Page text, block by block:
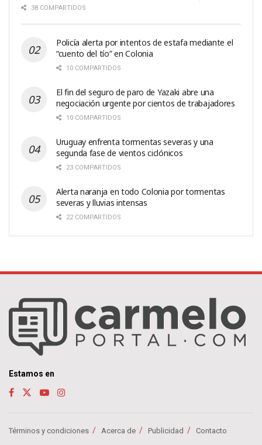
38 COMPARTIDOS
Policía alerta por intentos de estafa mediante el
“cuento del tío” en Colonia
10 COMPARTIDOS
El fin del seguro de paro de Yazaki abre una
negociación urgente por cientos de trabajadores
10 COMPARTIDOS
Uruguay enfrenta tormentas severas y una
segunda fase de vientos ciclónicos
23 COMPARTIDOS
Alerta naranja en todo Colonia por tormentas
severas y lluvias intensas
22 COMPARTIDOS
Estamos en
Términos y condiciones Acerca de Publicidad Contacto